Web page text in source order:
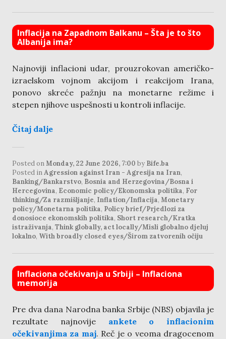
Inflacija na Zapadnom Balkanu – Šta je to što
Albanija ima?
Najnoviji inflacioni udar, prouzrokovan američko-
izraelskom vojnom akcijom i reakcijom Irana,
ponovo skreće pažnju na monetarne režime i
stepen njihove uspešnosti u kontroli inflacije.
Čitaj dalje
Posted on Monday, 22 June 2026, 7:00 by Bife.ba
Posted inAgression against Iran - Agresija na Iran,
Banking/Bankarstvo, Bosnia and Herzegovina/Bosna i
Hercegovina, Economic policy/Ekonomska politika, For
thinking/Za razmišljanje, Inflation/Inflacija, Monetary
policy/Monetarna politika, Policy brief/Prjedlozi za
donosioce ekonomskih politika, Short research/Kratka
istraživanja, Think globally, act locally/Misli globalno djeluj
lokalno, With broadly closed eyes/Širom zatvorenih očiju
Inflaciona očekivanja u Srbiji – Inflaciona
memorija
Pre dva dana Narodna banka Srbije (NBS) objavila je
rezultate najnovije ankete o inflacionim
očekivanjima za maj. Reč je o veoma dragocenom